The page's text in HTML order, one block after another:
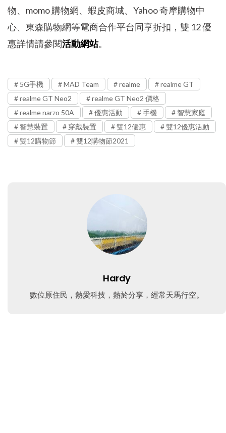
物、momo 購物網、蝦皮商城、Yahoo 奇摩購物中
心、東森購物網等電商合作平台同享折扣，雙 12 優
惠詳情請參閱活動網站。
5G手機 MAD Team realme
realme GT
realme GT Neo2
realme GT Neo2 價格
realme narzo 50A
優惠活動 手機
智慧家庭
智慧裝置
穿戴裝置 雙12優惠
雙12優惠活動
雙12購物節
雙12購物節2021
Hardy
數位原住民，熱愛科技，熱於分享，經常天馬行空。